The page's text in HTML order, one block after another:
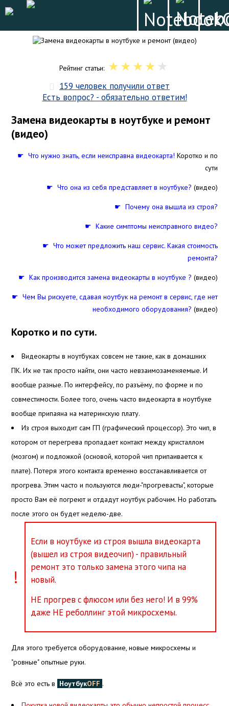
Рейтинг статьи:
159 человек получили ответ
Есть вопрос? - обязательно ответим!
Замена видеокарты в ноутбуке и ремонт
(видео)
☛ Что нужно знать, если неисправна видеокарта! Коротко и по
сути
☛ Что она из себя представляет в ноутбуке? (видео)
☛ Почему она вышла из строя?
☛ Какие симптомы неисправного видео?
☛ Что может предложить наш сервис. Какая стоимость
ремонта?
☛ Как производится замена видеокарты в ноутбуке ? (видео)
☛ Чем Вы рискуете, сдавая ноутбук на ремонт в сервис, где нет
необходимого оборудования? (видео)
Коротко и по сути.
Видеокарты в ноутбуках совсем не такие, как в домашних
ПК. Их не так просто найти, они часто невзаимозаменяемые. И
вообще разные. По интерфейсу, по разъёму, по форме и по
совместимости. Более того, очень часто видеокарта в ноутбуке
вообще припаяна на материнскую плату.
Из строя выходит сам ГП (графический процессор). Это чип, в
котором от перегрева пропадает контакт между кристаллом
(мозгом) и подложкой (основой, которой чип припаивается к
плате). Потеря этого контакта временно восстанавливается от
прогрева. Этим часто и пользуются люди-"прогревасты", которые
просто Вам её погреют и отдадут ноутбук рабочим. Но работать
после этого он будет неделю-две.
!
Если в ноутбуке из строя вышла видеокарта
(вышел из строя видеочип) - правильный
ремонт это только замена этого чипа на
новый.
НЕ прогрев с флюсом или без него! И в 99%
даже НЕ реболлинг этой микросхемы.
Для этого требуется оборудование, новые микросхемы и
"ровные" опытные руки.
Всё это есть в НоутбукOFF .